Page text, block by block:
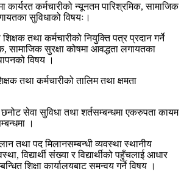
कार्यरत कर्मचारीको न्यूनतम पारिश्रमिक, सामाजिक
सुविधाको विषयः।
तथा कर्मचारीको नियुक्ति पत्र प्रदान गर्ने
सामाजिक सुरक्षा कोषमा आवद्धता लगायतका
विषय ।
तथा कर्मचारीको तालिम तथा क्षमता
छनोट सेवा सुविधा तथा शर्तसम्बन्धमा एकरुपता कायम
।
तथा पद मिलानसम्बन्धी व्यवस्था स्थानीय
विद्यार्थी संख्या र विद्यार्थीको पहुँचलाई आधार
शिक्षा कार्यालयबाट समन्वय गर्ने विषय ।